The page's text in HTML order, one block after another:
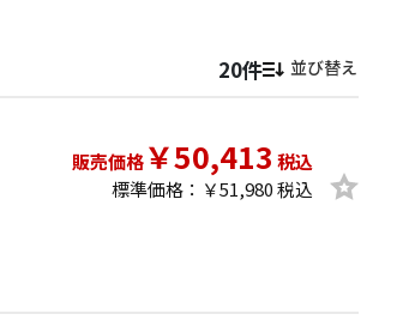
並び替え
販売価格￥50,413 税込
標準価格：￥51,980 税込